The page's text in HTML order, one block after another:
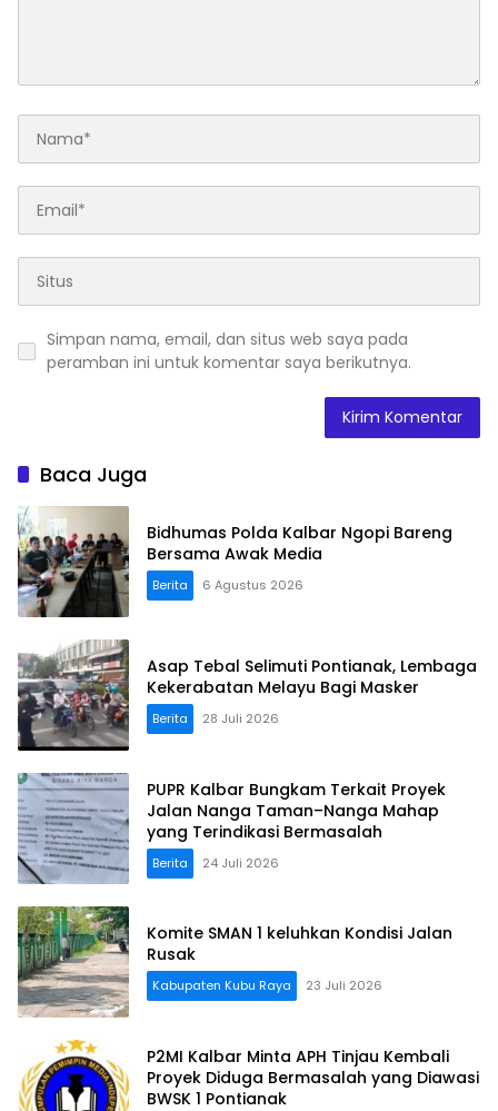
Simpan nama, email, dan situs web saya pada
peramban ini untuk komentar saya berikutnya.
Baca Juga
Bidhumas Polda Kalbar Ngopi Bareng
Bersama Awak Media
Berita 6 Agustus 2026
Asap Tebal Selimuti Pontianak, Lembaga
Kekerabatan Melayu Bagi Masker
Berita 28 Juli 2026
PUPR Kalbar Bungkam Terkait Proyek
Jalan Nanga Taman–Nanga Mahap
yang Terindikasi Bermasalah
Berita 24 Juli 2026
Komite SMAN 1 keluhkan Kondisi Jalan
Rusak
Kabupaten Kubu Raya 23 Juli 2026
P2MI Kalbar Minta APH Tinjau Kembali
Proyek Diduga Bermasalah yang Diawasi
BWSK 1 Pontianak